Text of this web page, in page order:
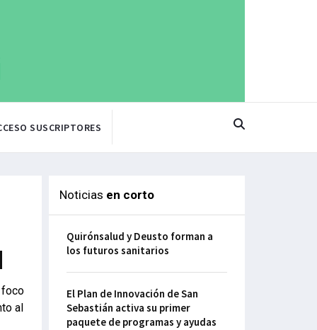
SUSCRIPTORES
foco
al
Noticias en corto
Quirónsalud y Deusto forman a
los futuros sanitarios
El Plan de Innovación de San
Sebastián activa su primer
paquete de programas y ayudas